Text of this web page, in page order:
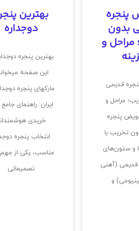
پنجره
بدون
مراحل و
قدیمی
مراحل و
پنجره
تخریب با
و ستون‌های
قدیمی (آهنی
و
بهترین
دوجداره
بهترین پنجره
این صفحه
مارکهای پنجره
ایران: راهنمای جامع
خریدی
انتخاب پنجره
مناسب، یکی از
تصمیماتی